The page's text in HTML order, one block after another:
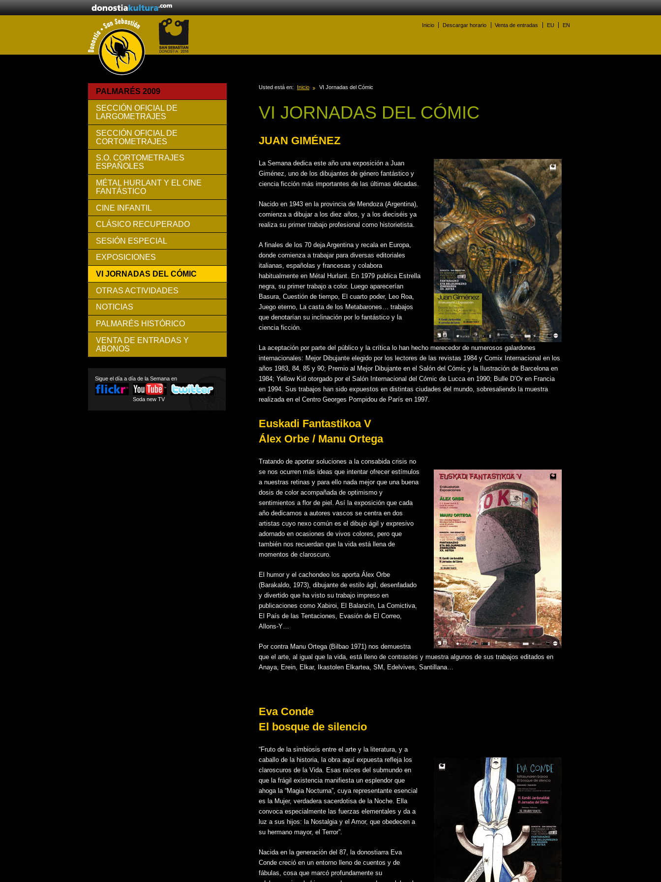
Inicio Descargar horario Venta de entradas EU EN
PALMARÉS 2009
SECCIÓN OFICIAL DE
LARGOMETRAJES
SECCIÓN OFICIAL DE
CORTOMETRAJES
S.O. CORTOMETRAJES
ESPAÑOLES
MÉTAL HURLANT Y EL CINE
FANTÁSTICO
CINE INFANTIL
CLÁSICO RECUPERADO
SESIÓN ESPECIAL
EXPOSICIONES
VI JORNADAS DEL CÓMIC
OTRAS ACTIVIDADES
NOTICIAS
PALMARÉS HISTÓRICO
VENTA DE ENTRADAS Y
ABONOS
Sigue el día a día de la Semana en
Soda new TV
Usted está en: Inicio VI Jornadas del Cómic
VI JORNADAS DEL CÓMIC
JUAN GIMÉNEZ
La Semana dedica este año una exposición a Juan
Giménez, uno de los dibujantes de género fantástico y
ciencia ficción más importantes de las últimas décadas.
Nacido en 1943 en la provincia de Mendoza (Argentina),
comienza a dibujar a los diez años, y a los dieciséis ya
realiza su primer trabajo profesional como historietista.
A finales de los 70 deja Argentina y recala en Europa,
donde comienza a trabajar para diversas editoriales
italianas, españolas y francesas y colabora
habitualmente en Métal Hurlant. En 1979 publica Estrella
negra, su primer trabajo a color. Luego aparecerían
Basura, Cuestión de tiempo, El cuarto poder, Leo Roa,
Juego eterno, La casta de los Metabarones… trabajos
que denotarían su inclinación por lo fantástico y la
ciencia ficción.
La aceptación por parte del público y la crítica lo han hecho merecedor de numerosos galardones
internacionales: Mejor Dibujante elegido por los lectores de las revistas 1984 y Comix Internacional en los
años 1983, 84, 85 y 90; Premio al Mejor Dibujante en el Salón del Cómic y la Ilustración de Barcelona en
1984; Yellow Kid otorgado por el Salón Internacional del Cómic de Lucca en 1990; Bulle D’Or en Francia
en 1994. Sus trabajos han sido expuestos en distintas ciudades del mundo, sobresaliendo la muestra
realizada en el Centro Georges Pompidou de París en 1997.
Euskadi Fantastikoa V
Álex Orbe / Manu Ortega
Tratando de aportar soluciones a la consabida crisis no
se nos ocurren más ideas que intentar ofrecer estímulos
a nuestras retinas y para ello nada mejor que una buena
dosis de color acompañada de optimismo y
sentimientos a flor de piel. Así la exposición que cada
año dedicamos a autores vascos se centra en dos
artistas cuyo nexo común es el dibujo ágil y expresivo
adornado en ocasiones de vivos colores, pero que
también nos recuerdan que la vida está llena de
momentos de claroscuro.
El humor y el cachondeo los aporta Álex Orbe
(Barakaldo, 1973), dibujante de estilo ágil, desenfadado
y divertido que ha visto su trabajo impreso en
publicaciones como Xabiroi, El Balanzín, La Comictiva,
El País de las Tentaciones, Evasión de El Correo,
Allons-Y…
Por contra Manu Ortega (Bilbao 1971) nos demuestra
que el arte, al igual que la vida, está lleno de contrastes y muestra algunos de sus trabajos editados en
Anaya, Erein, Elkar, Ikastolen Elkartea, SM, Edelvives, Santillana…
Eva Conde
El bosque de silencio
“Fruto de la simbiosis entre el arte y la literatura, y a
caballo de la historia, la obra aquí expuesta refleja los
claroscuros de la Vida. Esas raíces del submundo en
que la frágil existencia manifiesta un esplendor que
ahoga la “Magia Nocturna”, cuya representante esencial
es la Mujer, verdadera sacerdotisa de la Noche. Ella
convoca especialmente las fuerzas elementales y da a
luz a sus hijos: la Nostalgia y el Amor, que obedecen a
su hermano mayor, el Terror”.
Nacida en la generación del 87, la donostiarra Eva
Conde creció en un entorno lleno de cuentos y de
fábulas, cosa que marcó profundamente su